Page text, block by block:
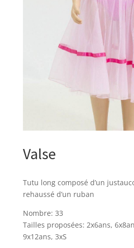
Valse
Tutu long composé d’un
rehaussé d’un ruban
Nombre: 33
Tailles proposées: 2x6ans,
9x12ans, 3xS